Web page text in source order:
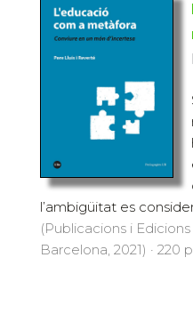
l’ambigüitat es
(Publicacions i
Barcelona, 2021) · 220